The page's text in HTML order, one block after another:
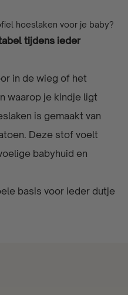
hoeslaken voor je baby?
tijdens ieder
in de wieg of het
waarop je kindje ligt
is gemaakt van
Deze stof voelt
babyhuid en
basis voor ieder dutje